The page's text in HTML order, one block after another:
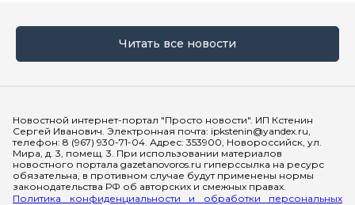
Читать все новости
Новостной интернет-портал "Просто новости". ИП Кстенин
Сергей Иванович. Электронная почта: ipkstenin@yandex.ru,
телефон: 8 (967) 930-71-04. Адрес: 353900, Новороссийск, ул.
Мира, д. 3, помещ. 3. При использовании материалов
новостного портала gazetanovoros.ru гиперссылка на ресурс
обязательна, в противном случае будут применены нормы
законодательства РФ об авторских и смежных правах.
Политика конфиденциальности и обработки персональных